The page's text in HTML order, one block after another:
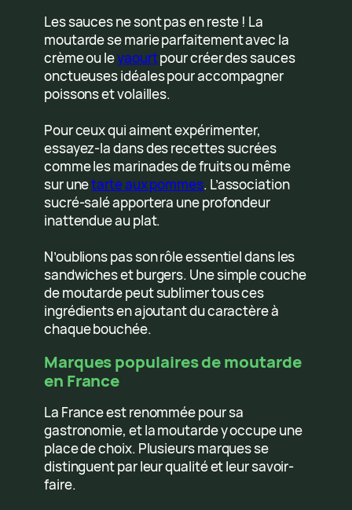
Les sauces ne sont pas en reste ! La
moutarde se marie parfaitement avec la
crème ou leyaourtpour créer des sauces
onctueuses idéales pour accompagner
poissons et volailles.
Pour ceux qui aiment expérimenter,
essayez-la dans des recettes sucrées
comme les marinades de fruits ou même
sur unetarte aux pommes. L’association
sucré-salé apportera une profondeur
inattendue au plat.
N’oublions pas son rôle essentiel dans les
sandwiches et burgers. Une simple couche
de moutarde peut sublimer tous ces
ingrédients en ajoutant du caractère à
chaque bouchée.
Marques populaires de moutarde
en France
La France est renommée pour sa
gastronomie, et la moutarde y occupe une
place de choix. Plusieurs marques se
distinguent par leur qualité et leur savoir-
faire.